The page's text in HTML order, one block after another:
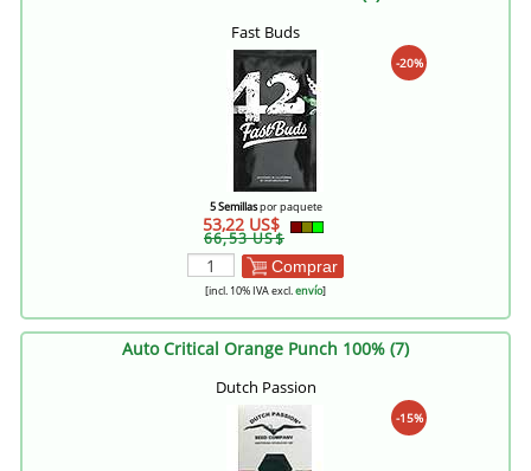
Fast Buds
-20%
5 Semillaspor paquete
53,22 US$
66,53 US$
Comprar
[incl. 10% IVA excl.envío]
Auto Critical Orange Punch 100% (7)
Dutch Passion
-15%